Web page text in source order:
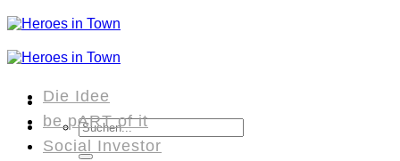
Zum
Inhalt
Suchen
nach:
Die Idee
be pART of it
Social Investor